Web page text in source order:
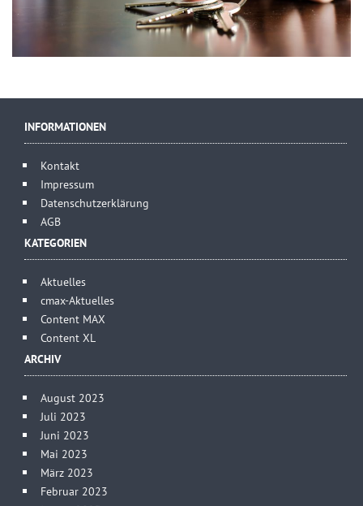
INFORMATIONEN
Kontakt
Impressum
Datenschutzerklärung
AGB
KATEGORIEN
Aktuelles
cmax-Aktuelles
Content MAX
Content XL
ARCHIV
August 2023
Juli 2023
Juni 2023
Mai 2023
März 2023
Februar 2023